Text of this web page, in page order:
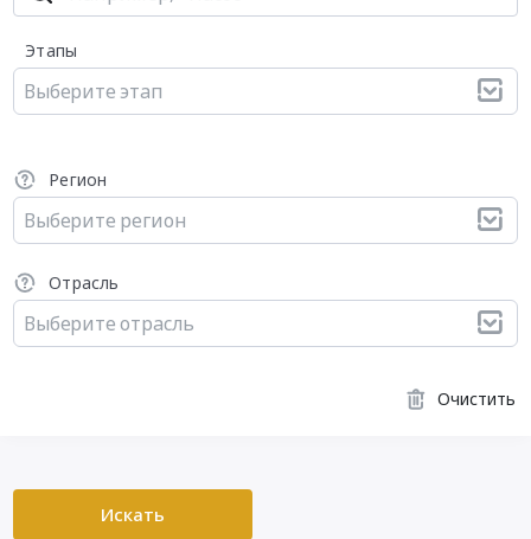
Этапы
Выберите этап
Регион
Выберите регион
Отрасль
Выберите отрасль
Очистить
Искать